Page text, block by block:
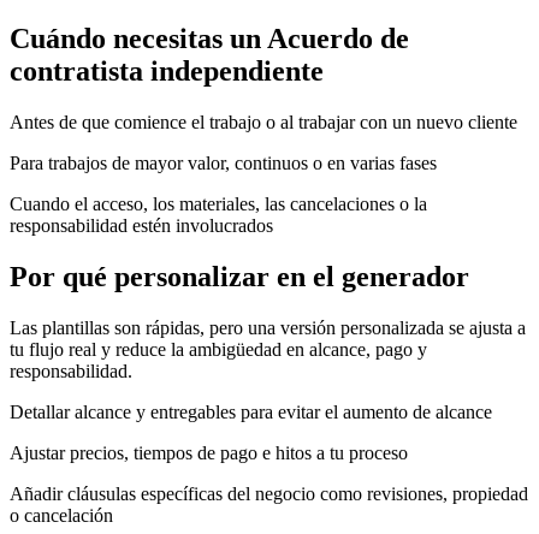
Cuándo necesitas un Acuerdo de
contratista independiente
Antes de que comience el trabajo o al trabajar con un nuevo cliente
Para trabajos de mayor valor, continuos o en varias fases
Cuando el acceso, los materiales, las cancelaciones o la
responsabilidad estén involucrados
Por qué personalizar en el generador
Las plantillas son rápidas, pero una versión personalizada se ajusta a
tu flujo real y reduce la ambigüedad en alcance, pago y
responsabilidad.
Detallar alcance y entregables para evitar el aumento de alcance
Ajustar precios, tiempos de pago e hitos a tu proceso
Añadir cláusulas específicas del negocio como revisiones, propiedad
o cancelación